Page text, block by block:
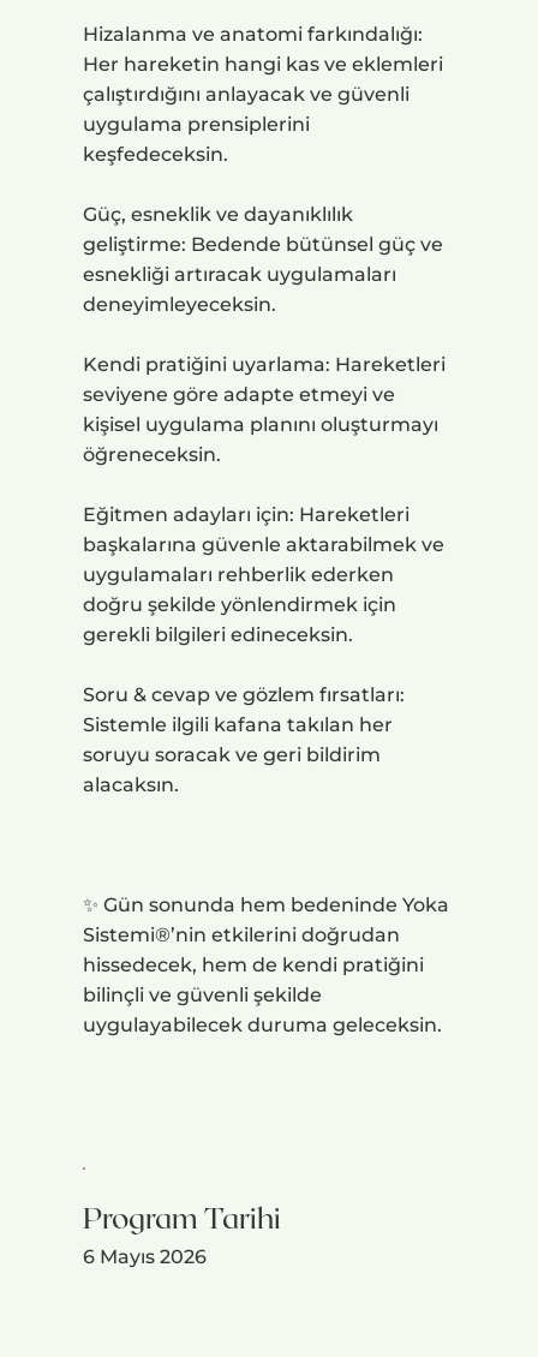
Hizalanma ve anatomi farkındalığı:
Her hareketin hangi kas ve eklemleri
çalıştırdığını anlayacak ve güvenli
uygulama prensiplerini
keşfedeceksin.
Güç, esneklik ve dayanıklılık
geliştirme: Bedende bütünsel güç ve
esnekliği artıracak uygulamaları
deneyimleyeceksin.
Kendi pratiğini uyarlama: Hareketleri
seviyene göre adapte etmeyi ve
kişisel uygulama planını oluşturmayı
öğreneceksin.
Eğitmen adayları için: Hareketleri
başkalarına güvenle aktarabilmek ve
uygulamaları rehberlik ederken
doğru şekilde yönlendirmek için
gerekli bilgileri edineceksin.
Soru & cevap ve gözlem fırsatları:
Sistemle ilgili kafana takılan her
soruyu soracak ve geri bildirim
alacaksın.
✨ Gün sonunda hem bedeninde Yoka
Sistemi®’nin etkilerini doğrudan
hissedecek, hem de kendi pratiğini
bilinçli ve güvenli şekilde
uygulayabilecek duruma geleceksin.
Program Tarihi
6 Mayıs 2026